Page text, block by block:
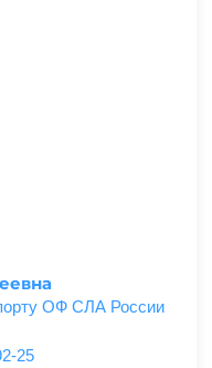
ОФ СЛА России
25